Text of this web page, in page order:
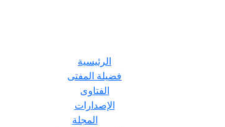
الرئيسية
فضيلة المفتى
الفتاوى
الإصدارات
المجلة